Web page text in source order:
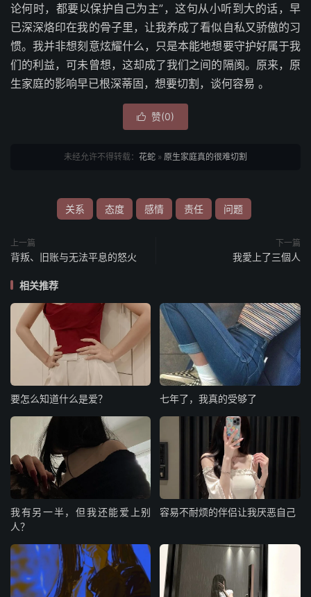
论何时，都要以保护自己为主”，这句从小听到大的话，早
已深深烙印在我的骨子里，让我养成了看似自私又骄傲的习
惯。我并非想刻意炫耀什么，只是本能地想要守护好属于我
们的利益，可未曾想，这却成了我们之间的隔阂。原来，原
生家庭的影响早已根深蒂固，想要切割，谈何容易 。
 赞(0)
未经允许不得转载： 花蛇 » 原生家庭真的很难切割
关系 态度 感情 责任 问题
上一篇
背叛、旧账与无法平息的怒火
下一篇
我愛上了三個人
相关推荐
要怎么知道什么是爱？ 七年了，我真的受够了
我有另一半，但我还能爱上别
人？
容易不耐烦的伴侣让我厌恶自己